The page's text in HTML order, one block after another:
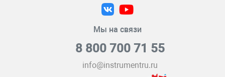
Мы на связи
8 800 700 71 55
info@instrumentru.ru